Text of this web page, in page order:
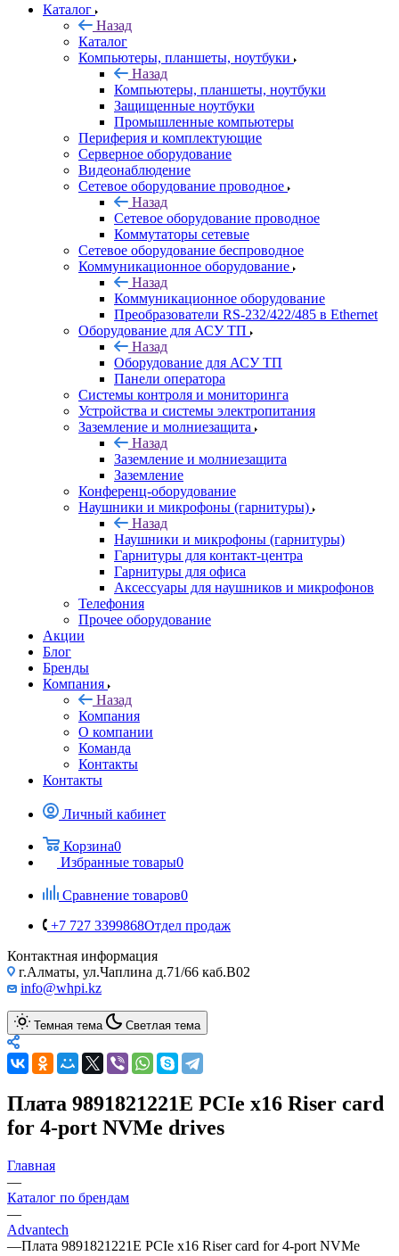
Каталог
Назад
Каталог
Компьютеры, планшеты, ноутбуки
Назад
Компьютеры, планшеты, ноутбуки
Защищенные ноутбуки
Промышленные компьютеры
Периферия и комплектующие
Серверное оборудование
Видеонаблюдение
Сетевое оборудование проводное
Назад
Сетевое оборудование проводное
Коммутаторы сетевые
Сетевое оборудование беспроводное
Коммуникационное оборудование
Назад
Коммуникационное оборудование
Преобразователи RS-232/422/485 в Ethernet
Оборудование для АСУ ТП
Назад
Оборудование для АСУ ТП
Панели оператора
Системы контроля и мониторинга
Устройства и системы электропитания
Заземление и молниезащита
Назад
Заземление и молниезащита
Заземление
Конференц-оборудование
Наушники и микрофоны (гарнитуры)
Назад
Наушники и микрофоны (гарнитуры)
Гарнитуры для контакт-центра
Гарнитуры для офиса
Аксессуары для наушников и микрофонов
Телефония
Прочее оборудование
Акции
Блог
Бренды
Компания
Назад
Компания
О компании
Команда
Контакты
Контакты
Личный кабинет
Корзина0
Избранные товары0
Сравнение товаров0
+7 727 3399868Отдел продаж
Контактная информация
г.Алматы, ул.Чаплина д.71/66 каб.B02
info@whpi.kz
Темная тема Светлая тема
Плата 9891821221E PCIe x16 Riser card
for 4-port NVMe drives
Главная
—
Каталог по брендам
—
Advantech
—Плата 9891821221E PCIe x16 Riser card for 4-port NVMe